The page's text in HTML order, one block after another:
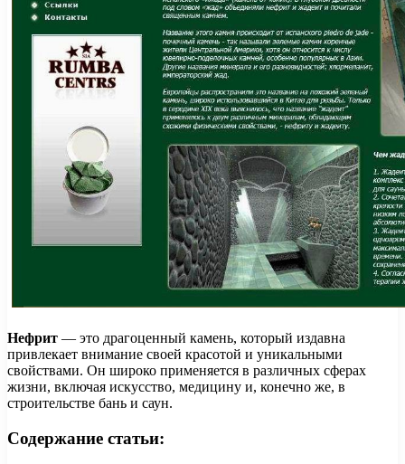
Нефрит — это драгоценный камень, который издавна
привлекает внимание своей красотой и уникальными
свойствами. Он широко применяется в различных сферах
жизни, включая искусство, медицину и, конечно же, в
строительстве бань и саун.
Содержание статьи: